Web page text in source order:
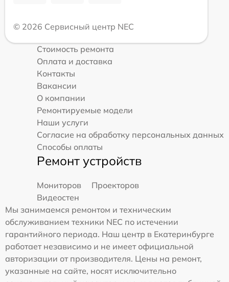
© 2026 Сервисный центр NEC
Стоимость ремонта
Оплата и доставка
Контакты
Вакансии
О компании
Ремонтируемые модели
Наши услуги
Согласие на обработку персональных данных
Способы оплаты
Ремонт устройств
Мониторов
Проекторов
Видеостен
Мы занимаемся ремонтом и техническим
обслуживанием техники NEC по истечении
гарантийного периода. Наш центр в Екатеринбурге
работает независимо и не имеет официальной
авторизации от производителя. Цены на ремонт,
указанные на сайте, носят исключительно